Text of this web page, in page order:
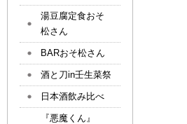
湯豆腐定食おそ
松さん
BARおそ松さん
酒と刀in壬生菜祭
日本酒飲み比べ
『悪魔くん』